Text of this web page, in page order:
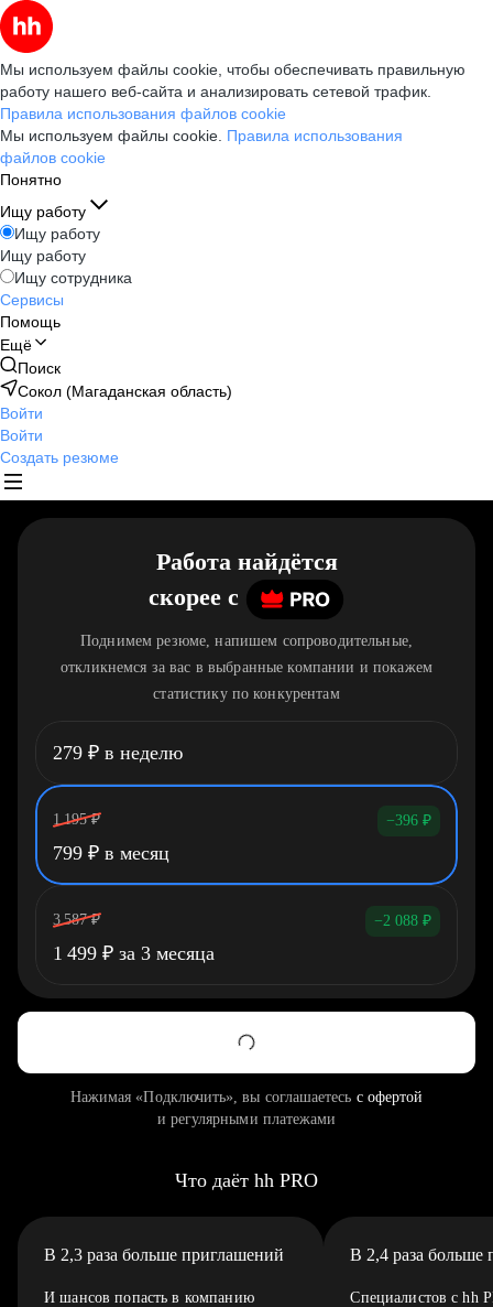
Мы используем файлы cookie, чтобы обеспечивать правильную
работу нашего веб-сайта и анализировать сетевой трафик.
Правила использования файлов cookie
Мы используем файлы cookie. Правила использования
файлов cookie
Понятно
Ищу работу
Ищу работу
Ищу работу
Ищу сотрудника
Сервисы
Помощь
Ещё
Поиск
Сокол (Магаданская область)
Войти
Войти
Создать резюме
Работа найдётся
скорее c
Поднимем резюме, напишем сопроводительные,
откликнемся за вас в выбранные компании и покажем
статистику по конкурентам
279 ₽ в неделю
1 195 ₽ −396 ₽
799 ₽ в месяц
3 587 ₽ −2 088 ₽
1 499 ₽ за 3 месяца
Нажимая «Подключить», вы соглашаетесь с офертой
и регулярными платежами
Что даёт hh PRO
В 2,3 раза больше приглашений
И шансов попасть в компанию
В 2,4 раза больше
Специалистов с hh